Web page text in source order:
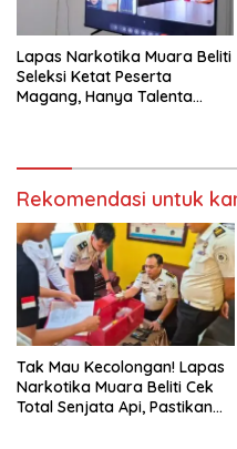
Lapas Narkotika Muara Beliti
Seleksi Ketat Peserta
Magang, Hanya Talenta
Rekomendasi untuk
Tak Mau Kecolongan! Lapas
Narkotika Muara Beliti Cek
Total Senjata Api, Pastikan